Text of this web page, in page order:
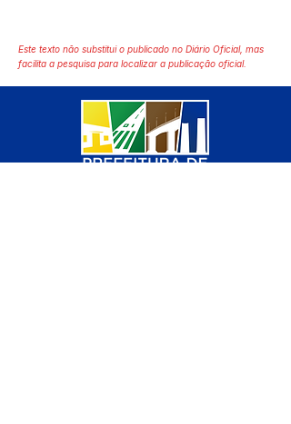
Este texto não substitui o publicado no Diário Oficial, mas
facilita a pesquisa para localizar a publicação oficial.